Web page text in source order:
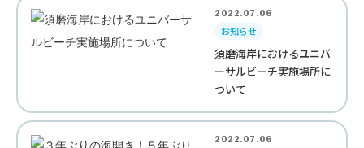
2022.07.06
お知らせ
須磨海岸におけるユニバ
ーサルビーチ実施場所に
ついて
2022.07.06